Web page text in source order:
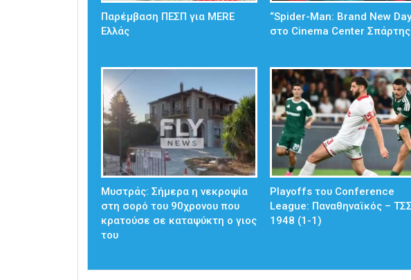
Παρέμβαση ΠΕΣΠ για MERE
Ελλάς
“Spider-Man: Brand New
στο Cinema Center Σπάρτης
Mυστράς: Σήμερα η νεκροψία
στη σορό του 90χρονου που
κρατούσε σε καταψύκτη ο γιος
του
Playoffs του Conference
League: Παναθηναϊκός –
1948 (1-1)